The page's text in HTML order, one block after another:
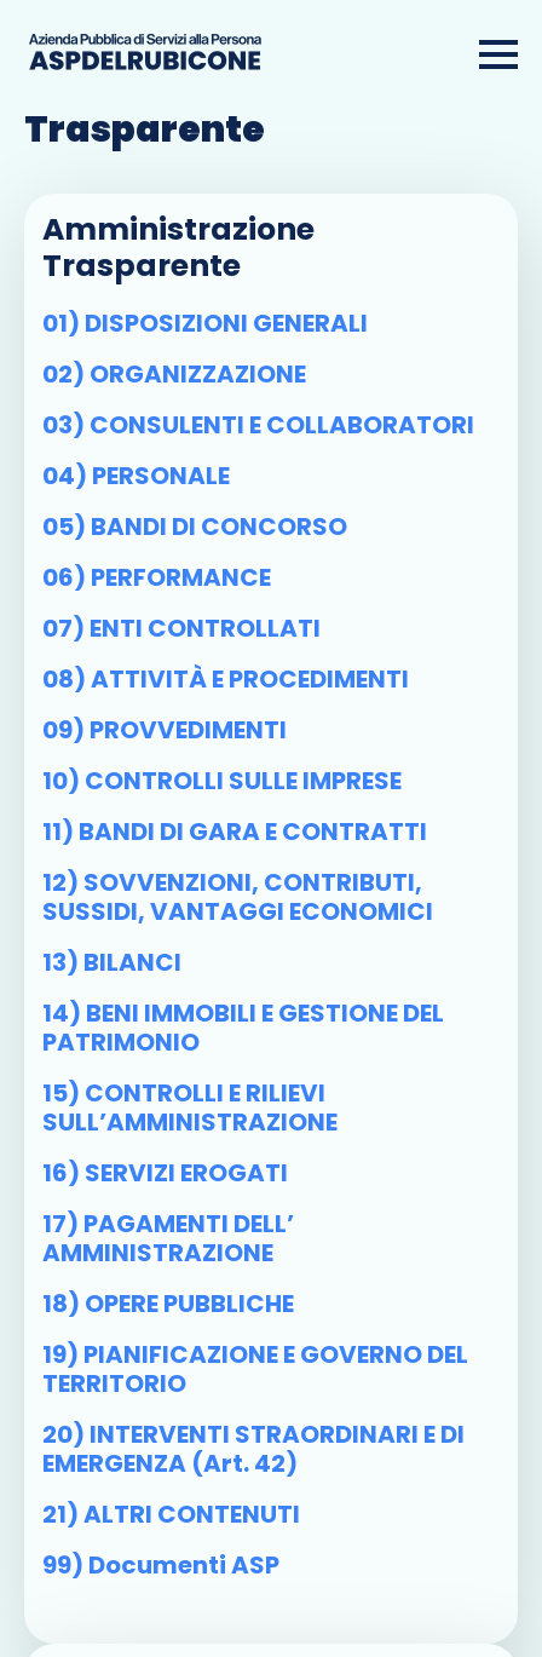
Amministrazione
Trasparente
Amministrazione
Trasparente
01) DISPOSIZIONI GENERALI
02) ORGANIZZAZIONE
03) CONSULENTI E COLLABORATORI
04) PERSONALE
05) BANDI DI CONCORSO
06) PERFORMANCE
07) ENTI CONTROLLATI
08) ATTIVITÀ E PROCEDIMENTI
09) PROVVEDIMENTI
10) CONTROLLI SULLE IMPRESE
11) BANDI DI GARA E CONTRATTI
12) SOVVENZIONI, CONTRIBUTI,
SUSSIDI, VANTAGGI ECONOMICI
13) BILANCI
14) BENI IMMOBILI E GESTIONE DEL
PATRIMONIO
15) CONTROLLI E RILIEVI
SULL’AMMINISTRAZIONE
16) SERVIZI EROGATI
17) PAGAMENTI DELL’
AMMINISTRAZIONE
18) OPERE PUBBLICHE
19) PIANIFICAZIONE E GOVERNO DEL
TERRITORIO
20) INTERVENTI STRAORDINARI E DI
EMERGENZA (art. 42)
21) ALTRI CONTENUTI
99) Documenti ASP